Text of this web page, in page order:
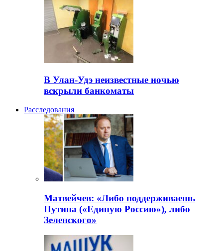
В Улан-Удэ неизвестные ночью
вскрыли банкоматы
Расследования
Матвейчев: «Либо поддерживаешь
Путина («Единую Россию»), либо
Зеленского»